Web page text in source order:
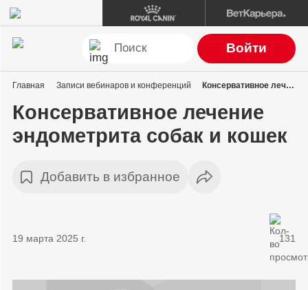
Войти
Главная Записи вебинаров и конференций Консервативное лечение эндометрита собак и кошек
Консервативное лечение
эндометрита собак и кошек
Добавить в избранное
19 марта 2025 г. 131